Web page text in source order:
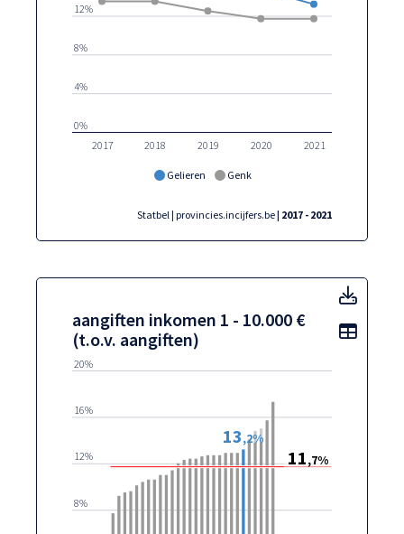
Gelieren Genk
2017 2018 2019 2020 2021
0%
4%
8%
12%
Statbel | provincies.incijfers.be| 2017 - 2021
aangiften inkomen 1 - 10.000 €
(t.o.v. aangiften)
8%
12%
16%
20%
13,2%
11,7%
Toon